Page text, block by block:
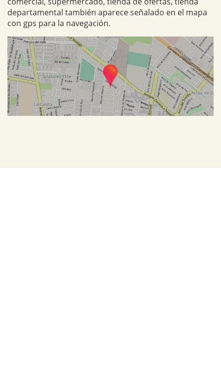
departamental también aparece señalado en el mapa
con gps para la navegación.